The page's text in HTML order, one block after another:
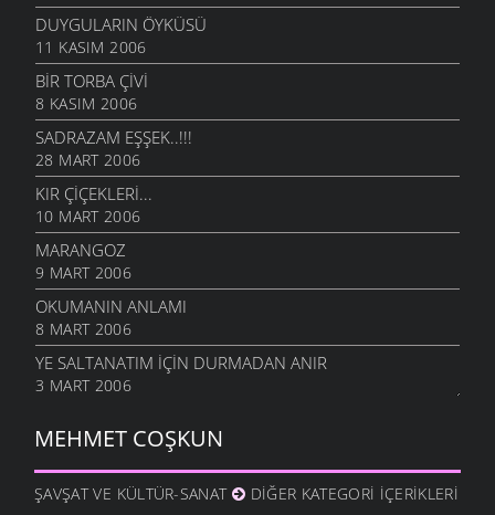
DUYGULARIN ÖYKÜSÜ
11 KASIM 2006
BIR TORBA ÇIVI
8 KASIM 2006
SADRAZAM EŞŞEK..!!!
28 MART 2006
KIR ÇIÇEKLERI...
10 MART 2006
MARANGOZ
9 MART 2006
OKUMANIN ANLAMI
8 MART 2006
YE SALTANATIM İÇIN DURMADAN ANIR
3 MART 2006
MEHMET COŞKUN
ŞAVŞAT VE KÜLTÜR-SANAT DIĞER KATEGORI İÇERIKLERI